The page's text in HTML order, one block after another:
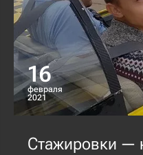
16
февраля
2021
Стажировки —